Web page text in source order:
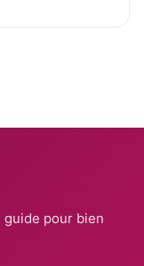
guide pour bien